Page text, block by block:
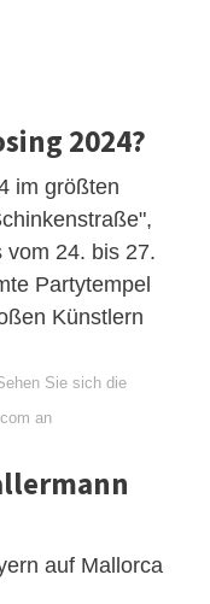
2024?
im größten
vom 24. bis 27.
Partytempel
Künstlern
Sie sich die
an
auf Mallorca